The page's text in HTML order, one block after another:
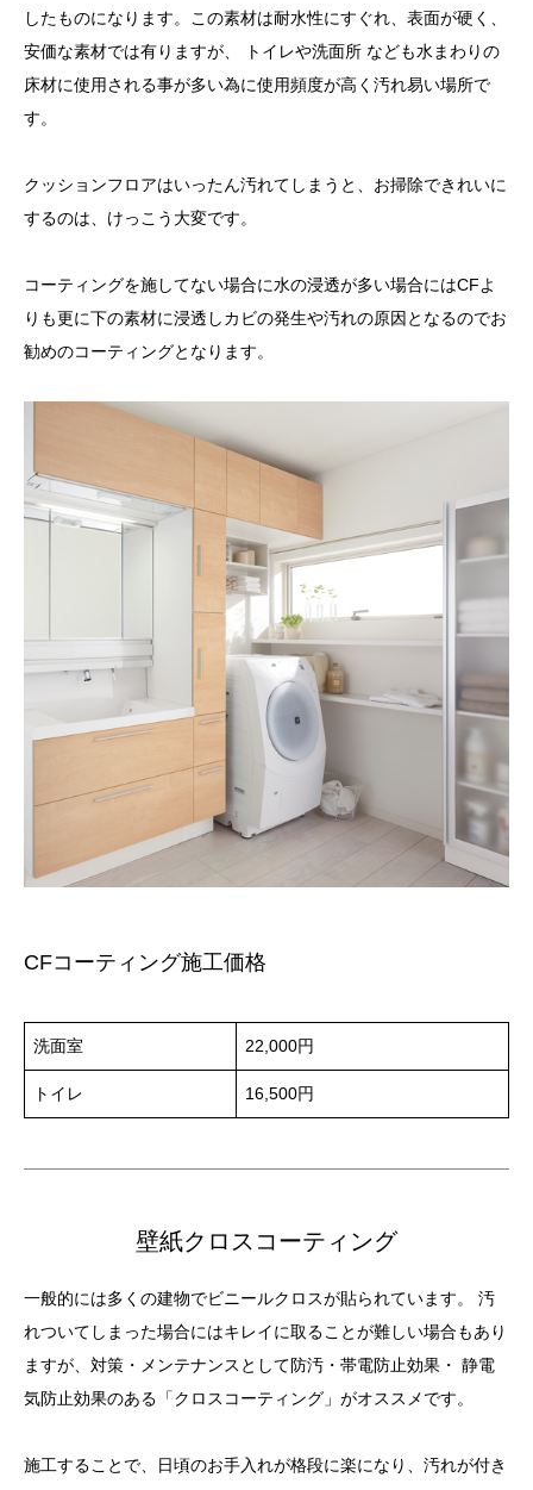
したものになります。この素材は耐水性にすぐれ、表面が硬く、
安価な素材では有りますが、 トイレや洗面所 なども水まわりの
床材に使用される事が多い為に使用頻度が高く汚れ易い場所で
す。
クッションフロアはいったん汚れてしまうと、お掃除できれいに
するのは、けっこう大変です。
コーティングを施してない場合に水の浸透が多い場合にはCFよ
りも更に下の素材に浸透しカビの発生や汚れの原因となるのでお
勧めのコーティングとなります。
CFコーティング施工価格
洗面室 22,000円
トイレ 16,500円
壁紙クロスコーティング
一般的には多くの建物でビニールクロスが貼られています。 汚
れついてしまった場合にはキレイに取ることが難しい場合もあり
ますが、対策・メンテナンスとして防汚・帯電防止効果・ 静電
気防止効果のある「クロスコーティング」がオススメです。
施工することで、日頃のお手入れが格段に楽になり、汚れが付き